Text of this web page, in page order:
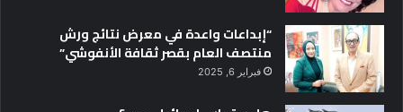
“إبداعات واعدة في معرض نتائج ورش
منتصف العام بقصر ثقافة الأنفوشي”
فبراير 6, 2025